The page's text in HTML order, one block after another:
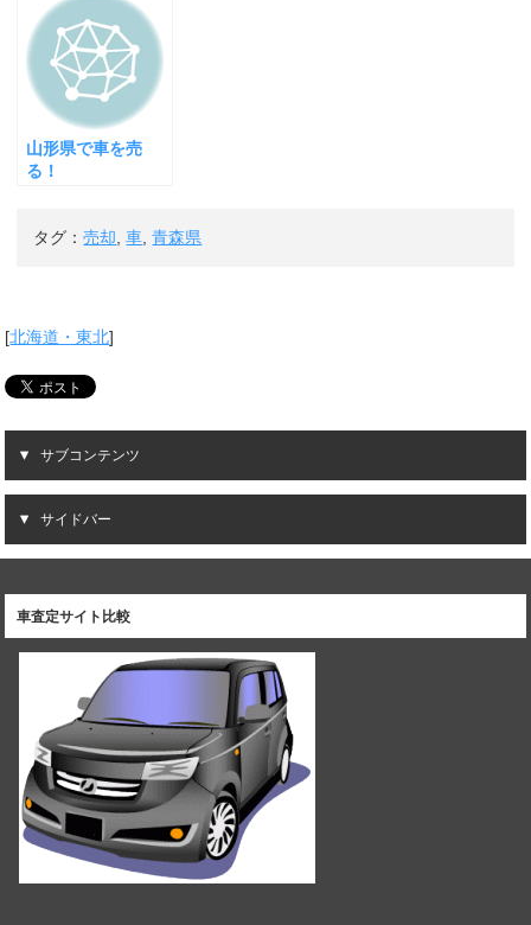
山形県で車を売
る！
タグ：売却 ,車 ,青森県
[北海道・東北]
サブコンテンツ
サイドバー
車査定サイト比較